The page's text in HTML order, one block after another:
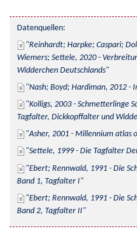
Datenquellen:
Reinhardt; Harpke; Caspari;
Wiemers; Settele, 2020 -
Widderchen Deutschlands
Nash; Boyd; Hardiman, 2012 -
Kolligs, 2003 - Schmetterlinge
Tagfalter, Dickkopffalter und
Asher, 2001 - Millennium atlas
Settele, 1999 - Die Tagfalter
Ebert; Rennwald, 1991 - Die
Band 1, Tagfalter I
Ebert; Rennwald, 1991 - Die
Band 2, Tagfalter II